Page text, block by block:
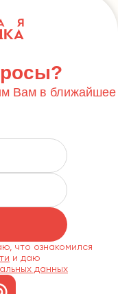
Вам в ближайшее
что ознакомился
данных